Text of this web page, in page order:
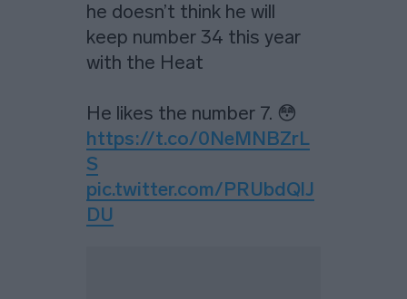
he doesn’t think he will
keep number 34 this year
with the Heat
He likes the number 7. 😳
https://t.co/0NeMNBZrL
S
pic.twitter.com/PRUbdQlJ
DU